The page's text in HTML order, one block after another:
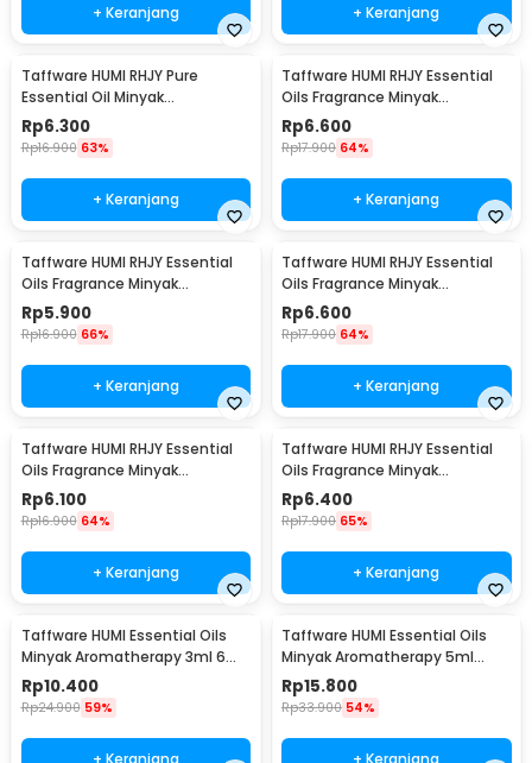
+ Keranjang + Keranjang
Taffware HUMI RHJY Pure
Essential Oil Minyak
Aromatherapy 10ml Ocean -
RH-15
Rp6.300
Rp16.900 63%
+ Keranjang
Taffware HUMI RHJY Essential
Oils Fragrance Minyak
Aromatherapy 10ml Jasmine -
RD-20
Rp6.600
Rp17.900 64%
+ Keranjang
Taffware HUMI RHJY Essential
Oils Fragrance Minyak
Aromatherapy 10ml Strawberry
- RD-20
Rp5.900
Rp16.900 66%
+ Keranjang
Taffware HUMI RHJY Essential
Oils Fragrance Minyak
Aromatherapy 10ml Orange -
RD-20
Rp6.600
Rp17.900 64%
+ Keranjang
Taffware HUMI RHJY Essential
Oils Fragrance Minyak
Aromatherapy 10ml Lavender -
RD-20
Rp6.100
Rp16.900 64%
+ Keranjang
Taffware HUMI RHJY Essential
Oils Fragrance Minyak
Aromatherapy 10ml Mint - RD-
20
Rp6.400
Rp17.900 65%
+ Keranjang
Taffware HUMI Essential Oils
Minyak Aromatherapy 3ml 6
PCS Mixing - RS-15
Rp10.400
Rp24.900 59%
+ Keranjang
Taffware HUMI Essential Oils
Minyak Aromatherapy 5ml
Mixing 6 PCS Mixing - RS-10
Rp15.800
Rp33.900 54%
+ Keranjang